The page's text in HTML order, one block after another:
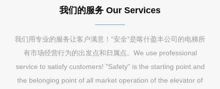
我们的服务 Our Services
我们用专业的服务让客户满意！“安全”是喀什盈丰公司的电梯所
有市场经营行为的出发点和归属点。We use professional
service to satisfy customers! "Safety" is the starting point and
the belonging point of all market operation of the elevator of